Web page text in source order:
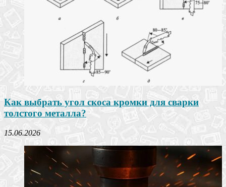
Как выбрать угол скоса кромки для сварки
толстого металла?
15.06.2026